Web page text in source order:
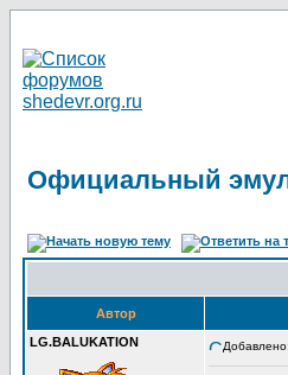
Официальный
Автор
LG.BALUKATION